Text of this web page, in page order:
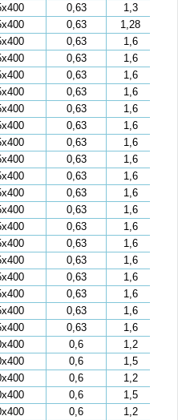
0,63
1,3
0,63
1,28
0,63
1,6
0,63
1,6
0,63
1,6
0,63
1,6
0,63
1,6
0,63
1,6
0,63
1,6
0,63
1,6
0,63
1,6
0,63
1,6
0,63
1,6
0,63
1,6
0,63
1,6
0,63
1,6
0,63
1,6
0,63
1,6
0,63
1,6
0,63
1,6
0,6
1,2
0,6
1,5
0,6
1,2
0,6
1,5
0,6
1,2